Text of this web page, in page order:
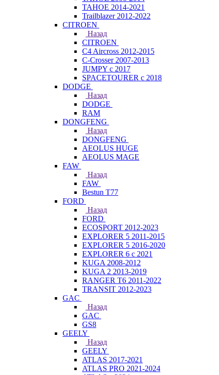
TAHOE 2014-2021
Trailblazer 2012-2022
CITROEN
Назад
CITROEN
C4 Aircross 2012-2015
C-Crosser 2007-2013
JUMPY с 2017
SPACETOURER с 2018
DODGE
Назад
DODGE
RAM
DONGFENG
Назад
DONGFENG
AEOLUS HUGE
AEOLUS MAGE
FAW
Назад
FAW
Bestun T77
FORD
Назад
FORD
ECOSPORT 2012-2023
EXPLORER 5 2011-2015
EXPLORER 5 2016-2020
EXPLORER 6 с 2021
KUGA 2008-2012
KUGA 2 2013-2019
RANGER T6 2011-2022
TRANSIT 2012-2023
GAC
Назад
GAC
GS8
GEELY
Назад
GEELY
ATLAS 2017-2021
ATLAS PRO 2021-2024